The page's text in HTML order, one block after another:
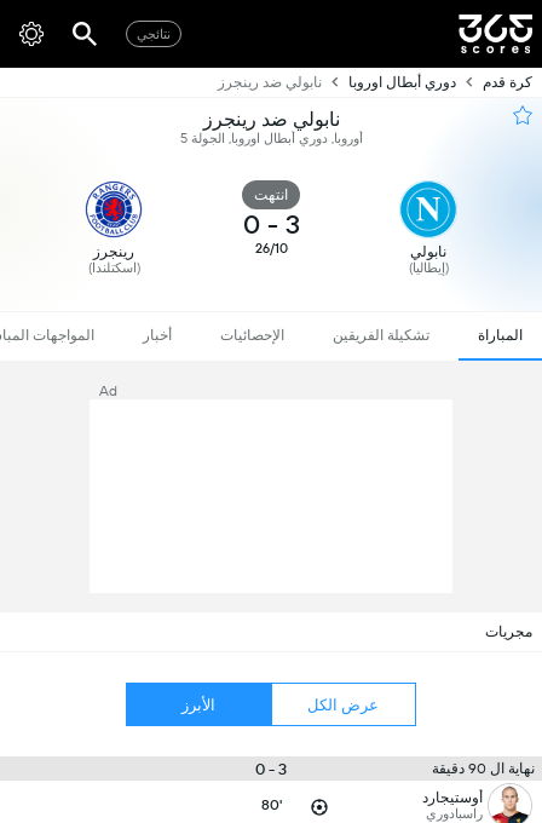
نتائجي
كرة قدم دوري أبطال اوروبا نابولي ضد رينجرز
نابولي ضد رينجرز
أوروبا, دوري أبطال اوروبا, الجولة 5
نابولي
(إيطاليا)
انتهت
3
-
0
26/10 رينجرز
(اسكتلندا)
المباراة تشكيلة الفريقين الإحصائيات أخبار المواجهات
Ad
مجريات
عرض الكل الأبرز
نهاية ال 90 دقيقة 3 - 0
أوستيجارد
راسبادوري 80'